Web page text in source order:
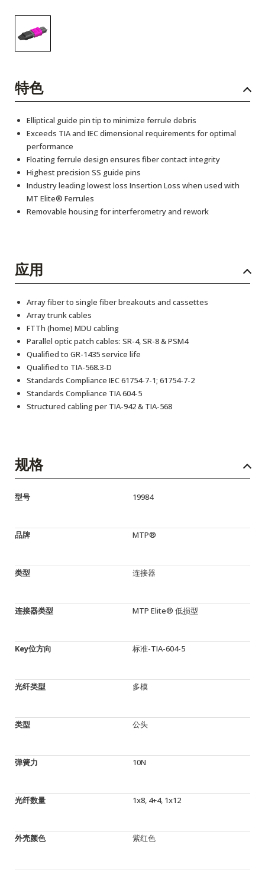
特色
Elliptical guide pin tip to minimize ferrule debris
Exceeds TIA and IEC dimensional requirements for optimal
performance
Floating ferrule design ensures fiber contact integrity
Highest precision SS guide pins
Industry leading lowest loss Insertion Loss when used with
MT Elite® Ferrules
Removable housing for interferometry and rework
应用
Array fiber to single fiber breakouts and cassettes
Array trunk cables
FTTh (home) MDU cabling
Parallel optic patch cables: SR-4, SR-8 & PSM4
Qualified to GR-1435 service life
Qualified to TIA-568.3-D
Standards Compliance IEC 61754-7-1; 61754-7-2
Standards Compliance TIA 604-5
Structured cabling per TIA-942 & TIA-568
规格
型号 19984
品牌 MTP®
类型 连接器
连接器类型 MTP Elite® 低损型
Key位方向 标准-TIA-604-5
光纤类型 多模
类型 公头
弹簧力 10N
光纤数量 1x8, 4+4, 1x12
外壳颜色 紫红色